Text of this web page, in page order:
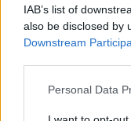
IAB’s list of
also be disclosed by
Downstream
Please note that
Personal Data
A